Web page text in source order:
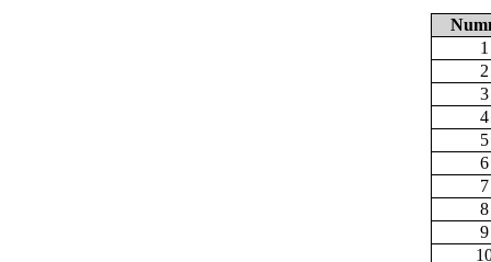
1
2
3
4
5
6
7
8
9